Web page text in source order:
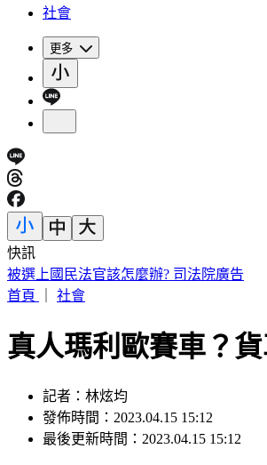
社會
更多
快訊
南港LaLaport 鷹架掉落砸傷人 北市建管
首頁
社會
真人瑪利歐賽車？
記者：林炫均
發佈時間：2023.04.15 15:12
最後更新時間：2023.04.15 15:12